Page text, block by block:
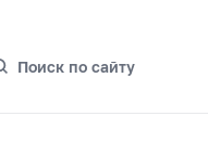
Поиск по сайту